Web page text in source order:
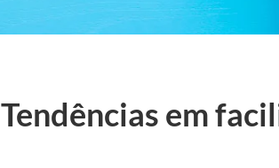
Tendências em